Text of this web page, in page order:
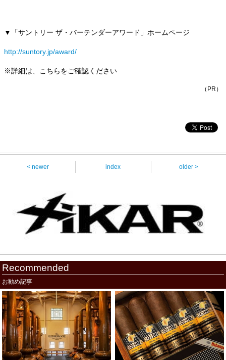
▼「サントリー ザ・バーテンダーアワード」ホームページ
http://suntory.jp/award/
※詳細は、こちらをご確認ください
（PR）
< newer index older >
Recommended
お勧め記事